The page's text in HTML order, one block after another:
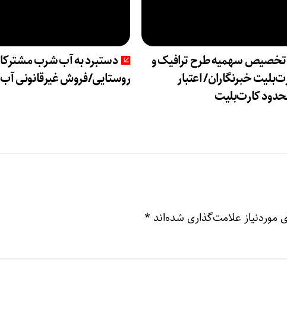
تخصیص سهمیه طرح ترافیک و
خبرنگاران/ اعتبار
کارت‌بلیت
دستبرد به آب شرب
روستایی/فروش غیرقانونی
علامت‌گذاری شده‌اند *